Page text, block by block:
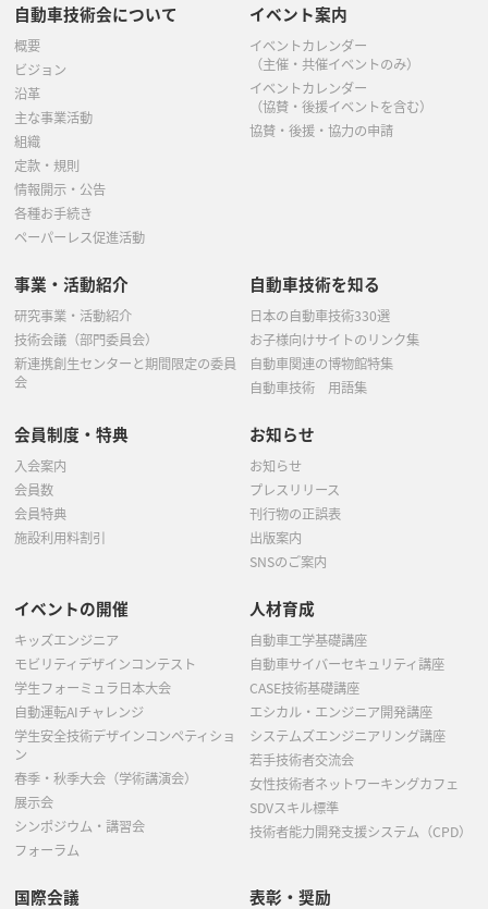
3月(4)
1月
4月(7)
自動車技術会について
概要
ビジョン
沿革
主な事業活動
組織
定款・規則
情報開示・公告
各種お手続き
ペーパーレス促進活動
イベント案内
イベントカレンダー
（主催・共催イベントのみ）
イベントカレンダー
（協賛・後援イベントを含む）
協賛・後援・協力の申請
事業・活動紹介
研究事業・活動紹介
技術会議（部門委員会）
新連携創生センターと期間限定の委員
会
自動車技術を知る
日本の自動車技術330選
お子様向けサイトのリンク集
自動車関連の博物館特集
自動車技術 用語集
会員制度・特典
入会案内
会員数
会員特典
施設利用料割引
お知らせ
お知らせ
プレスリリース
刊行物の正誤表
出版案内
SNSのご案内
イベントの開催
キッズエンジニア
モビリティデザインコンテスト
学生フォーミュラ日本大会
自動運転AIチャレンジ
学生安全技術デザインコンペティショ
ン
春季・秋季大会（学術講演会）
展示会
シンポジウム・講習会
フォーラム
人材育成
自動車工学基礎講座
自動車サイバーセキュリティ講座
CASE技術基礎講座
エシカル・エンジニア開発講座
システムズエンジニアリング講座
若手技術者交流会
女性技術者ネットワーキングカフェ
SDVスキル標準
技術者能力開発支援システム（CPD）
国際会議 表彰・奨励